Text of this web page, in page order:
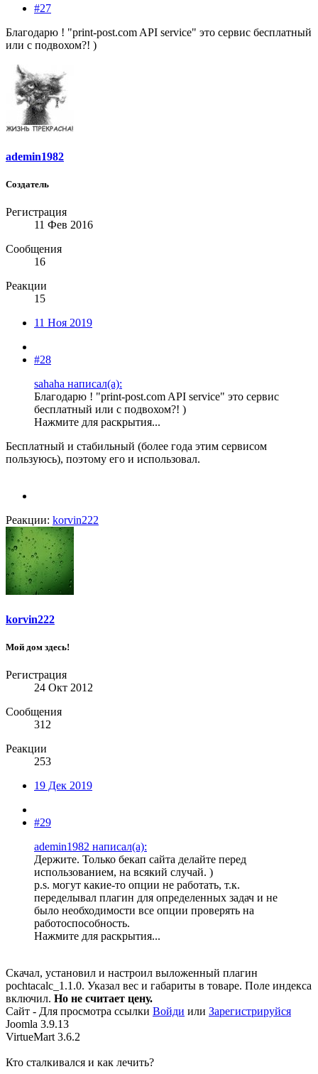
#27
Благодарю ! "print-post.com API service" это сервис бесплатный
или с подвохом?! )
ademin1982
Создатель
Регистрация
11 Фев 2016
Сообщения
16
Реакции
15
11 Ноя 2019
#28
sahaha написал(а):
Благодарю ! "print-post.com API service" это сервис
бесплатный или с подвохом?! )
Нажмите для раскрытия...
Бесплатный и стабильный (более года этим сервисом
пользуюсь), поэтому его и использовал.
Реакции: korvin222
korvin222
Мой дом здесь!
Регистрация
24 Окт 2012
Сообщения
312
Реакции
253
19 Дек 2019
#29
ademin1982 написал(а):
Держите. Только бекап сайта делайте перед
использованием, на всякий случай. )
p.s. могут какие-то опции не работать, т.к.
переделывал плагин для определенных задач и не
было необходимости все опции проверять на
работоспособность.
Нажмите для раскрытия...
Скачал, установил и настроил выложенный плагин
pochtacalc_1.1.0. Указал вес и габариты в товаре. Поле индекса
включил. Но не считает цену.
Сайт - Для просмотра ссылки Войди или Зарегистрируйся
Joomla 3.9.13
VirtueMart 3.6.2
Кто сталкивался и как лечить?